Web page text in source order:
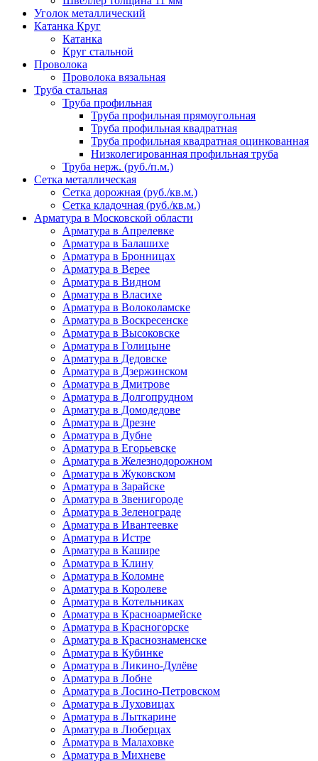
Уголок металлический
Катанка Круг
Катанка
Круг стальной
Проволока
Проволока вязальная
Труба стальная
Труба профильная
Труба профильная прямоугольная
Труба профильная квадратная
Труба профильная квадратная оцинкованная
Низколегированная профильная труба
Труба нерж. (руб./п.м.)
Сетка металлическая
Сетка дорожная (руб./кв.м.)
Сетка кладочная (руб./кв.м.)
Арматура в Московской области
Арматура в Апрелевке
Арматура в Балашихе
Арматура в Бронницах
Арматура в Верее
Арматура в Видном
Арматура в Власихе
Арматура в Волоколамске
Арматура в Воскресенске
Арматура в Высоковске
Арматура в Голицыне
Арматура в Дедовске
Арматура в Дзержинском
Арматура в Дмитрове
Арматура в Долгопрудном
Арматура в Домодедове
Арматура в Дрезне
Арматура в Дубне
Арматура в Егорьевске
Арматура в Железнодорожном
Арматура в Жуковском
Арматура в Зарайске
Арматура в Звенигороде
Арматура в Зеленограде
Арматура в Ивантеевке
Арматура в Истре
Арматура в Кашире
Арматура в Клину
Арматура в Коломне
Арматура в Королеве
Арматура в Котельниках
Арматура в Красноармейске
Арматура в Красногорске
Арматура в Краснознаменске
Арматура в Кубинке
Арматура в Ликино-Дулёве
Арматура в Лобне
Арматура в Лосино-Петровском
Арматура в Луховицах
Арматура в Лыткарине
Арматура в Люберцах
Арматура в Малаховке
Арматура в Михневе